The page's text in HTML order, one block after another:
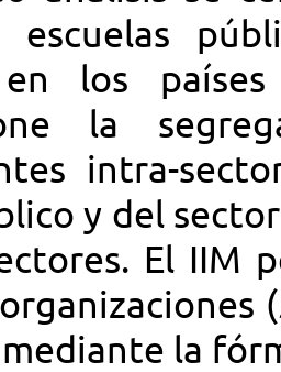
en los
la
intra-
y del
El IIM
(
la